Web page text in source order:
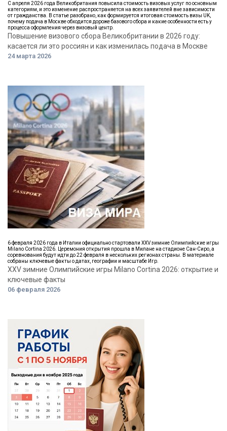
С апреля 2026 года Великобритания повысила стоимость визовых услуг по основным
категориям, и это изменение распространяется на всех заявителей вне зависимости
от гражданства. В статье разобрано, как формируется итоговая стоимость визы UK,
почему подача в Москве обходится дороже базового сбора и какие особенности есть у
процесса оформления через визовый центр.
Повышение визового сбора Великобритании в 2026 году:
касается ли это россиян и как изменилась подача в Москве
24 марта 2026
6 февраля 2026 года в Италии официально стартовали XXV зимние Олимпийские игры
Milano Cortina 2026. Церемония открытия прошла в Милане на стадионе Сан-Сиро, а
соревнования будут идти до 22 февраля в нескольких регионах страны. В материале
собраны ключевые факты о датах, географии и масштабе Игр.
XXV зимние Олимпийские игры Milano Cortina 2026: открытие и
ключевые факты
06 февраля 2026